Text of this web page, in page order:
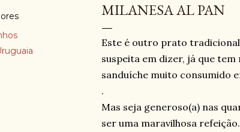
MILANESA AL PAN
Este é outro prato tradicional
suspeita em dizer, já que
sanduíche muito consumido
.
Mas seja generoso(a) nas
ser uma maravilhosa refeição.